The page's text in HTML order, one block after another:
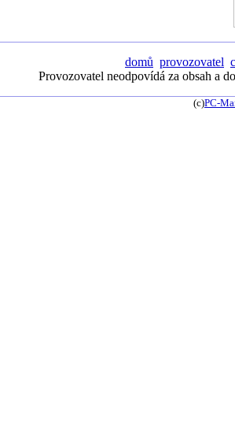
domů provozovatel
Provozovatel neodpovídá za obsah a
(c)PC-